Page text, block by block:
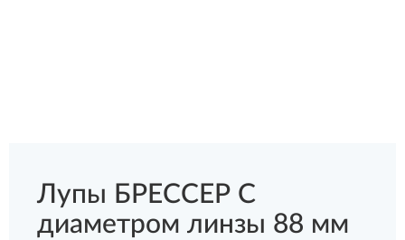
Лупы БРЕССЕР С
диаметром линзы 88 мм